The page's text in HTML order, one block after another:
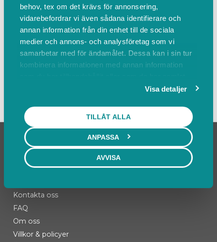
behov, tex om det krävs för annonsering,
vidarebefordrar vi även sådana identifierare och
annan information från din enhet till de sociala
medier och annons- och analysföretag som vi
samarbetar med för ändamålet. Dessa kan i sin tur
kombinera informationen med annan information
Visa detaljer
TILLÅT ALLA
ANPASSA
AVVISA
Leverantörer Events
Sortera på
Kontakta oss
FAQ
Om oss
Villkor & policyer